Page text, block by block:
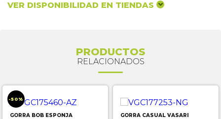
VER DISPONIBILIDAD EN TIENDAS
PRODUCTOS
RELACIONADOS
-50%
GORRA BOB ESPONJA GORRA CASUAL VASARI